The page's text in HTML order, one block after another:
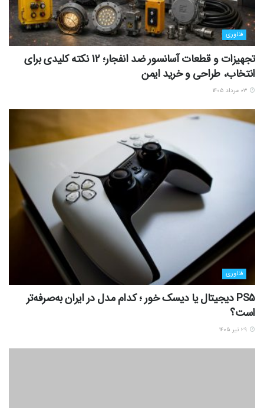
فناوری
تجهیزات و قطعات آسانسور ضد انفجار؛ 12 نکته کلیدی برای
انتخاب، طراحی و خرید ایمن
فناوری
PS5 دیجیتال یا دیسک خور ؛ کدام مدل در ایران به‌صرفه‌تر
است؟